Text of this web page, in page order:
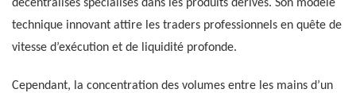
décentralisés spécialisés dans les produits dérivés. Son modèle
technique innovant attire les traders professionnels en quête de
vitesse d’exécution et de liquidité profonde.
Cependant, la concentration des volumes entre les mains d’un